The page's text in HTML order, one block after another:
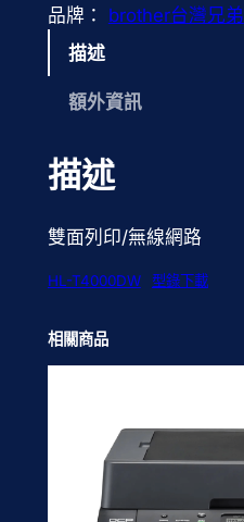
品牌： brother台灣兄弟
描述
額外資訊
描述
雙面列印/無線網路
HL-T4000DW 型錄下載
相關商品